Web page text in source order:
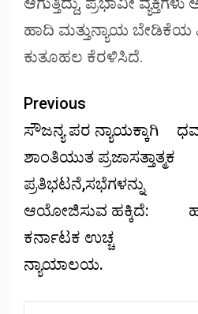
ಹಾದಿ ಮತ್ತುನ್ಯಾಯ ಬೇಡಿಕೆಯ
ಕುತೂಹಲ ಕೆರಳಿಸಿದೆ.
Previous
ಸೌಜನ್ಯ ಪರ ನ್ಯಾಯಕ್ಕಾಗಿ
ಶಾಂತಿಯುತ ಪ್ರಜಾಸತ್ತಾತ್ಮಕ
ಪ್ರತಿಭಟನೆ,ಸಭೆಗಳನ್ನು
ಆಯೋಜಿಸುವ ಹಕ್ಕಿದೆ:
ಕರ್ನಾಟಕ ಉಚ್ಚ
ನ್ಯಾಯಾಲಯ.